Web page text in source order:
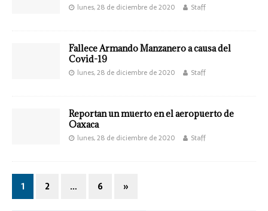
lunes, 28 de diciembre de 2020 Staff
Fallece Armando Manzanero a causa del
Covid-19
lunes, 28 de diciembre de 2020 Staff
Reportan un muerto en el aeropuerto de
Oaxaca
lunes, 28 de diciembre de 2020 Staff
1 2 … 6 »